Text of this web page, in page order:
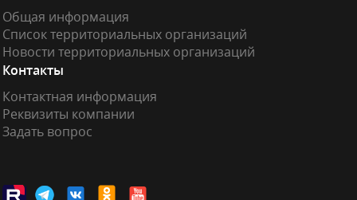
Общая информация
Список территориальных организаций
Новости территориальных организаций
Контакты
Контактная информация
Реквизиты компании
Задать вопрос